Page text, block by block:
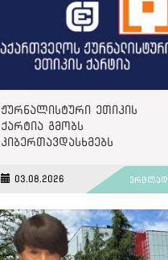
ჟურნალისტური ეთიკის
ქარტია გმობს
კიბერთავდასხმებს
03.08.2026 ვრცლად